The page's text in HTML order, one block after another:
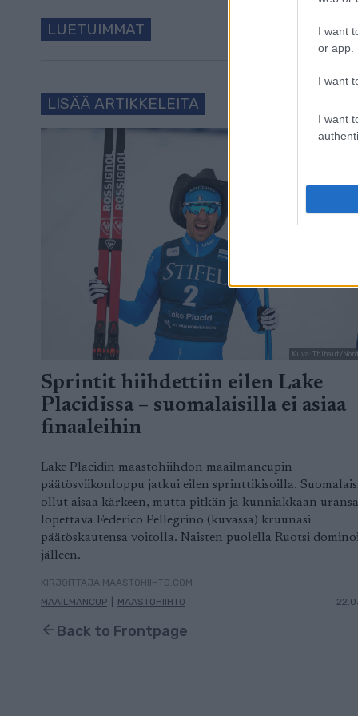
I want
or app.
I want
I want
LUETUIMMAT
LISÄÄ ARTIKKELEITA
Kuva: Thibaut/
Sprintit hiihdettiin eilen Lake
Placidissa – suomalaisilla ei asiaa
finaaleihin
Lake Placidin maastohiihdon maailmancupin
päätösviikonloppu jatkui eilen sprinttikisoilla.
ollut aisaa kärkeen, mutta pitkän ja kunniakkaan uransa
lopettava Federico Pellegrino (kuvassa) kruunasi
päätöskautensa voitolla. Naisten puolella Ruotsi
jälleen.
KIRJOITTAJA MAASTOHIIHTO.COM
MAAILMANCUP
MAASTOHIIHTO
Back to Frontpage